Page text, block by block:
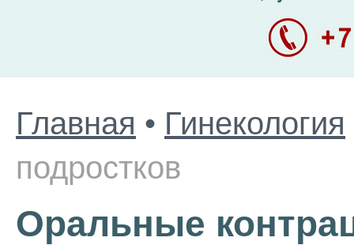
Главная • Гинекология
подростков
Оральные